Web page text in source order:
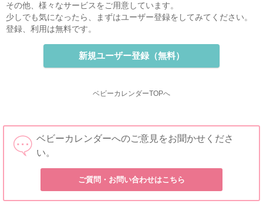
その他、様々なサービスをご用意しています。
少しでも気になったら、まずはユーザー登録をしてみてください。
登録、利用は無料です。
新規ユーザー登録（無料）
ベビーカレンダーTOPへ
ベビーカレンダーへのご意見をお聞かせくださ
い。
ご質問・お問い合わせはこちら